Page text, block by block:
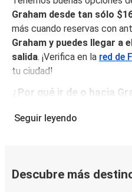
Graham desde tan sólo
más cuando reservas con
Graham y puedes llegar a
salida. ¡Verifica en la red de
tu ciudad!
¿Por qué ir de o hacia
FlixBus combina precios
enchufes. Escoge tu asiento
Seguir leyendo
Descubre más